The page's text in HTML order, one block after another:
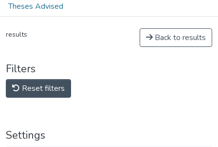
Theses Advised
results Back to results
Filters
Reset filters
Settings